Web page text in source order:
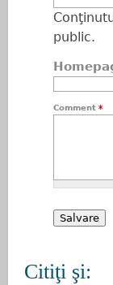
public.
Comment *
Citiţi şi: